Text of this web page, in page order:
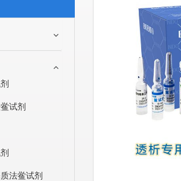
试剂
法鲎试剂